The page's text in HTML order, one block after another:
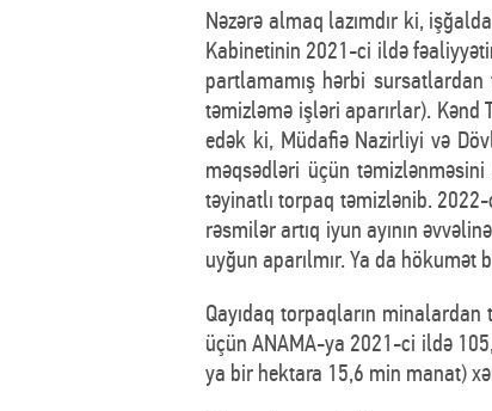
Nəzərə almaq lazımdır ki,
Kabinetinin 2021-ci ildə
partlamamış hərbi
təmizləmə işləri aparırlar). Kənd
edək ki, Müdafiə Nazirliyi və
məqsədləri üçün
təyinatlı torpaq təmizlənib.
rəsmilər artıq iyun ayının
uyğun aparılmır. Ya da
Qayıdaq torpaqların
üçün ANAMA-ya 2021-ci ildə
ya bir hektara 15,6 min manat)